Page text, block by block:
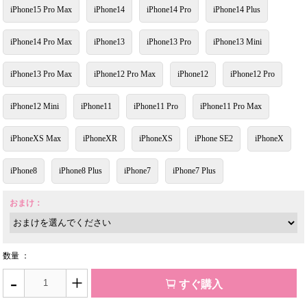
iPhone15 Pro Max iPhone14 iPhone14 Pro iPhone14 Plus
iPhone14 Pro Max iPhone13 iPhone13 Pro iPhone13 Mini
iPhone13 Pro Max iPhone12 Pro Max iPhone12 iPhone12 Pro
iPhone12 Mini iPhone11 iPhone11 Pro iPhone11 Pro Max
iPhoneXS Max iPhoneXR iPhoneXS iPhone SE2 iPhoneX
iPhone8 iPhone8 Plus iPhone7 iPhone7 Plus
おまけ：
数量 ：
- + すぐ購入